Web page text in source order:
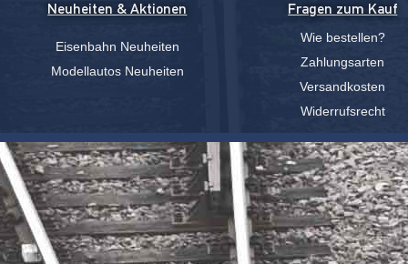
Neuheiten & Aktionen
Eisenbahn Neuheiten
Modellautos Neuheiten
Fragen zum Kauf
Wie bestellen?
Zahlungsarten
Versandkosten
Widerrufsrecht